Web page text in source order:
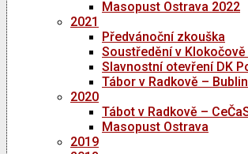
Masopust Ostrava 2022
2021
Předvánoční zkouška
Soustředění v
Slavnostní otevření DK
Tábor v Radkově –
2020
Tábot v Radkově –
Masopust Ostrava
2019